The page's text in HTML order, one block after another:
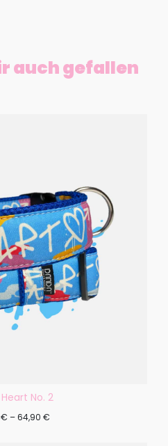
auch gefallen
No. 2
€ –64,90 €